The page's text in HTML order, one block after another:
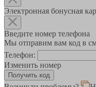
Электронная бонусная
Введите номер телефона
Мы отправим вам код в
Телефон:
Изменить номер